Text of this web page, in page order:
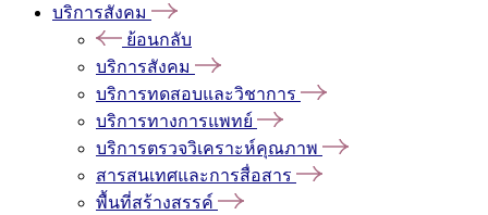
บริการสังคม
ย้อนกลับ
บริการสังคม
บริการทดสอบและวิชาการ
บริการทางการแพทย์
บริการตรวจวิเคราะห์คุณภาพ
สารสนเทศและการสื่อสาร
พื้นที่สร้างสรรค์